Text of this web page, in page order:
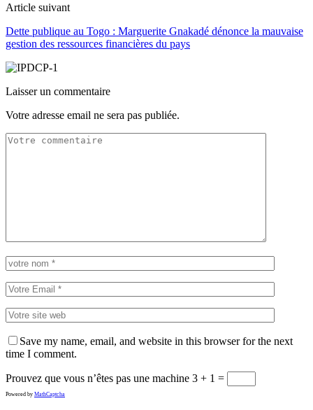
Article suivant
Dette publique au Togo : Marguerite Gnakadé dénonce la mauvaise
gestion des ressources financières du pays
Laisser un commentaire
Votre adresse email ne sera pas publiée.
Save my name, email, and website in this browser for the next
time I comment.
Prouvez que vous n’êtes pas une machine 3 + 1 =
Powered by MathCaptcha